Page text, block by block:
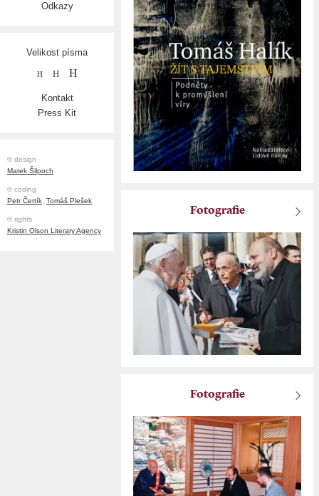
Odkazy
Velikost písma
H H H
Kontakt
Press Kit
© design
Marek Šilpoch
© coding
Petr Čertík, Tomáš Plešek
© rights
Kristin Olson Literary Agency
Fotografie
Fotografie